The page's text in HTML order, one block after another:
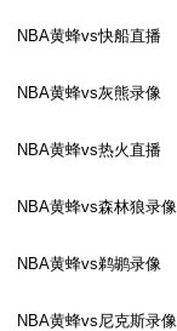
NBA黄蜂vs快船直播
NBA黄蜂vs灰熊录像
NBA黄蜂vs热火直播
NBA黄蜂vs森林狼录像
NBA黄蜂vs鹈鹕录像
NBA黄蜂vs尼克斯录像